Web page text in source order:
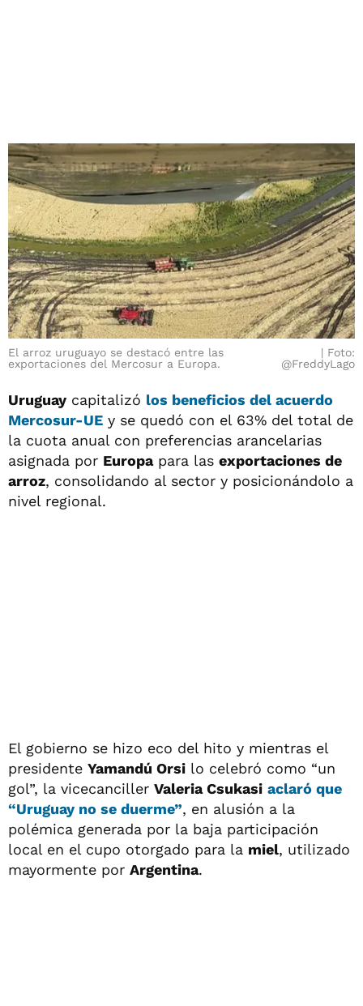
El arroz uruguayo se destacó entre las
exportaciones del Mercosur a Europa.
Foto:
@FreddyLago
Uruguay capitalizó los beneficios del acuerdo
Mercosur-UE y se quedó con el 63% del total de
la cuota anual con preferencias arancelarias
asignada por Europapara las exportaciones de
arroz, consolidando al sector y posicionándolo a
nivel regional.
El gobierno se hizo eco del hito y mientras el
presidente Yamandú Orsi lo celebró como “un
gol”, la vicecanciller Valeria Csukasi aclaró que
“Uruguay no se duerme”, en alusión a la
polémica generada por la baja participación
local en el cupo otorgado para la miel, utilizado
mayormente por Argentina.